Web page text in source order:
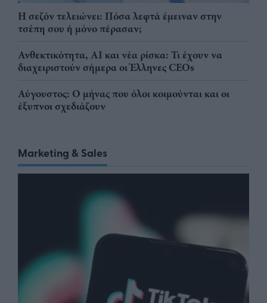
Η σεζόν τελειώνει: Πόσα λεφτά έμειναν στην
τσέπη σου ή μόνο πέρασαν;
Ανθεκτικότητα, AI και νέα ρίσκα: Τι έχουν να
διαχειριστούν σήμερα οι Έλληνες CEOs
Αύγουστος: Ο μήνας που όλοι κοιμούνται και οι
έξυπνοι σχεδιάζουν
Marketing & Sales